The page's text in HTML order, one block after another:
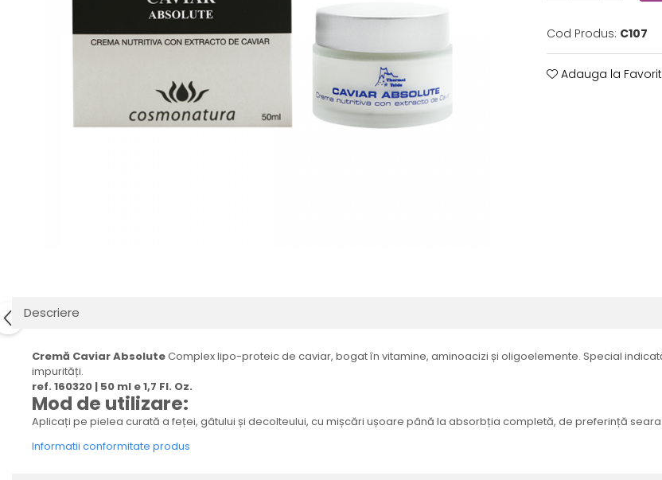
Cod Produs: C107
Adauga la
Descriere
Cremă Caviar AbsoluteComplex lipo-proteic de caviar, bogat în vitamine, aminoacizi și oligoelemente. Special
impurități.
ref. 160320 | 50 ml e 1,7 Fl. Oz.
Mod de utilizare:
Aplicați pe pielea curată a feței, gâtului și decolteului, cu mișcări ușoare până la absorbția completă, de preferință seara.
Informatii conformitate produs